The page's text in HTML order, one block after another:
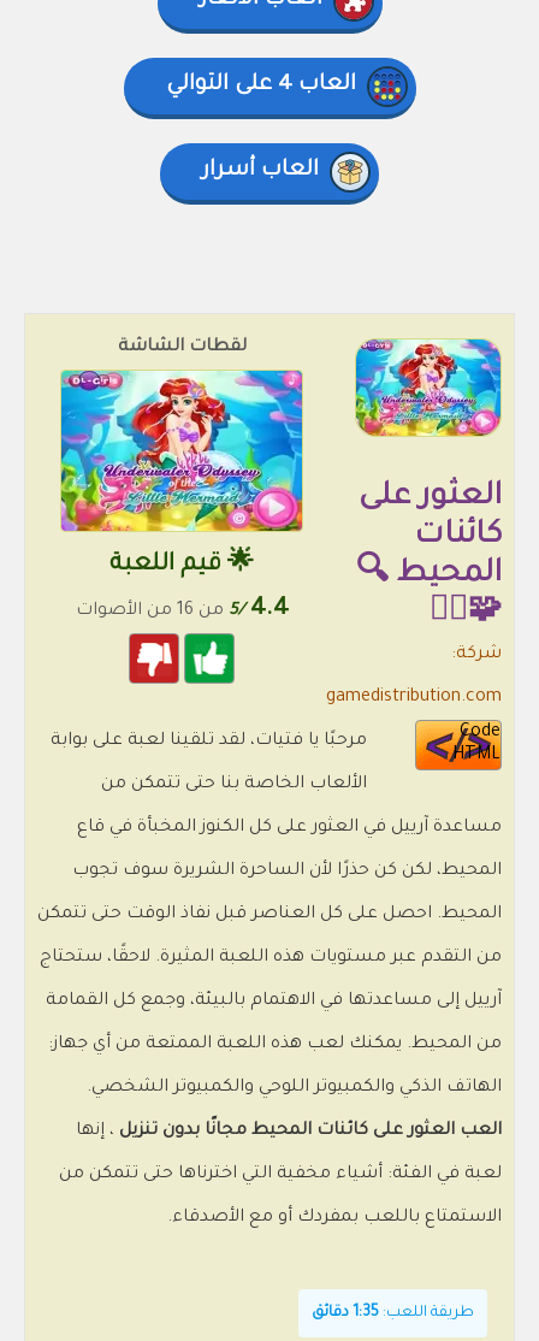
العاب 4 على التوالي
العاب أسرار
لقطات الشاشة
🌟 قيم اللعبة
4.4
/5 من 16 من الأصوات
العثور على
كائنات
المحيط 🔍
🧩🕵️‍♂️
شركة:
gamedistribution.com
Code
HTML
مرحبًا يا فتيات، لقد تلقينا لعبة على بوابة
الألعاب الخاصة بنا حتى تتمكن من
مساعدة آرييل في العثور على كل الكنوز المخبأة في قاع
المحيط، لكن كن حذرًا لأن الساحرة الشريرة سوف تجوب
المحيط. احصل على كل العناصر قبل نفاذ الوقت حتى تتمكن
من التقدم عبر مستويات هذه اللعبة المثيرة. لاحقًا، ستحتاج
آرييل إلى مساعدتها في الاهتمام بالبيئة، وجمع كل القمامة
من المحيط. يمكنك لعب هذه اللعبة الممتعة من أي جهاز:
الهاتف الذكي والكمبيوتر اللوحي والكمبيوتر الشخصي.
العب العثور على كائنات المحيط مجانًا بدون تنزيل ، إنها
لعبة في الفئة: أشياء مخفية التي اخترناها حتى تتمكن من
الاستمتاع باللعب بمفردك أو مع الأصدقاء.
طريقة اللعب: 1:35 دقائق